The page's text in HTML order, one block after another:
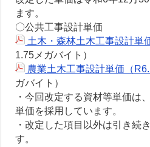
ます。
〇公共工事設計単価
土木・森林土木工事設計単
1.75メガバイト）
農業土木工事設計単価（
ガバイト）
・今回改定する資材等単価は
単価を採用しています。
・改定した項目以外は引き続
す。